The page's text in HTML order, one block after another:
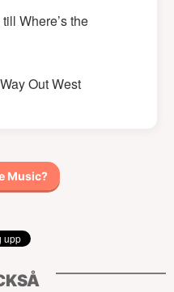
Where’s the
Out West
Music?